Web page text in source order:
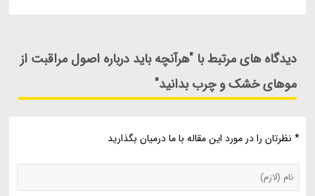
دیدگاه های مرتبط با "هرآنچه باید درباره اصول مراقبت از
موهای خشک و چرب بدانید"
* نظرتان را در مورد این مقاله با ما درمیان بگذارید